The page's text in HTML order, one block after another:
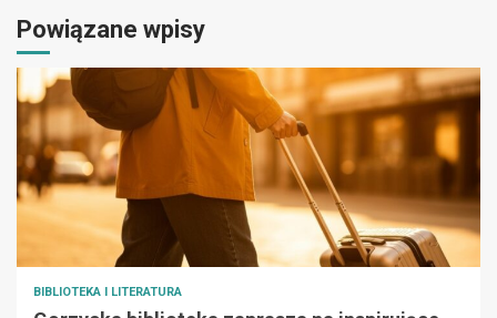
Powiązane wpisy
BIBLIOTEKA I LITERATURA